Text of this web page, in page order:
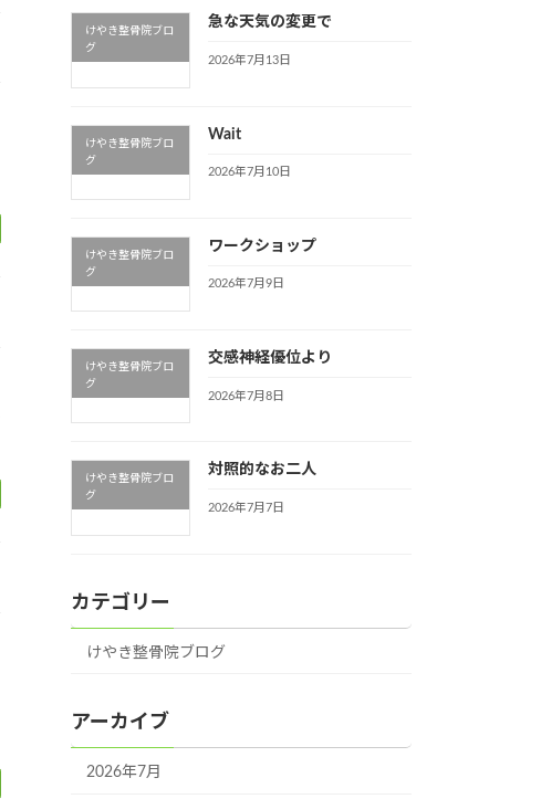
けやき整骨院ブロ
グ
急な天気の変更で
2026年7月13日
けやき整骨院ブロ
グ
Wait
2026年7月10日
けやき整骨院ブロ
グ
ワークショップ
2026年7月9日
けやき整骨院ブロ
グ
交感神経優位より
2026年7月8日
けやき整骨院ブロ
グ
対照的なお二人
2026年7月7日
カテゴリー
けやき整骨院ブログ
アーカイブ
2026年7月